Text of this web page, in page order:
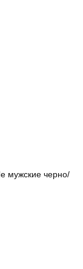
мужские черно/